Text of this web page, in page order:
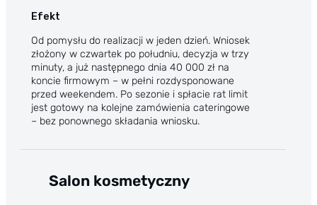
Efekt
Od pomysłu do realizacji w jeden dzień. Wniosek
złożony w czwartek po południu, decyzja w trzy
minuty, a już następnego dnia 40 000 zł na
koncie firmowym – w pełni rozdysponowane
przed weekendem. Po sezonie i spłacie rat limit
jest gotowy na kolejne zamówienia cateringowe
– bez ponownego składania wniosku.
Salon kosmetyczny